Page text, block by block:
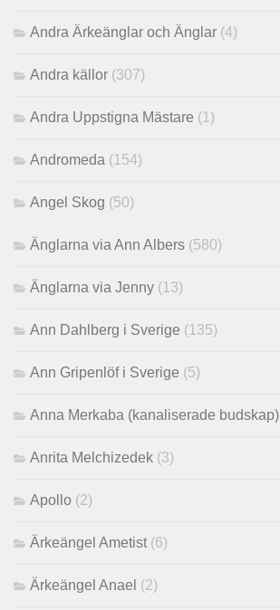
Andra Ärkeänglar och Änglar (4)
Andra källor (307)
Andra Uppstigna Mästare (1)
Andromeda (154)
Angel Skog (50)
Änglarna via Ann Albers (580)
Änglarna via Jenny (13)
Ann Dahlberg i Sverige (135)
Ann Gripenlöf i Sverige (5)
Anna Merkaba (kanaliserade budskap)
Anrita Melchizedek (3)
Apollo (2)
Ärkeängel Ametist (6)
Ärkeängel Anael (2)